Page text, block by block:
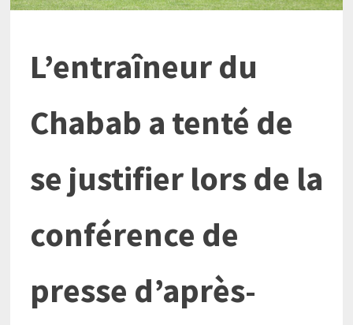
L’entraîneur du
Chabab a tenté de
se justifier lors de la
conférence de
presse d’après-